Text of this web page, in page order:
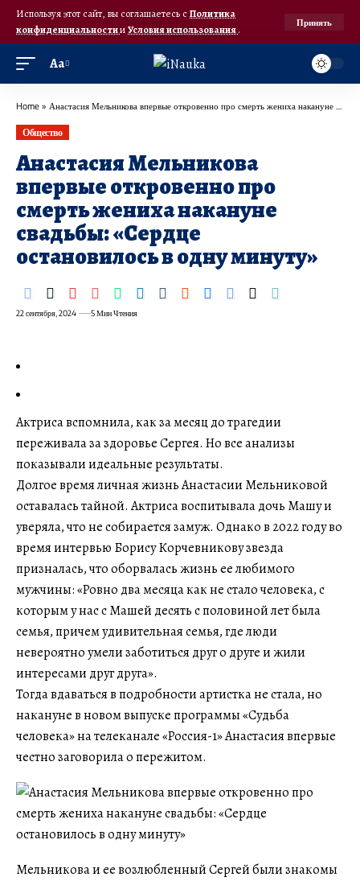
Используя этот сайт, вы соглашаетесь с Политика
конфиденциальностииУсловия использования.
Принять
Аа
Home » Анастасия Мельникова впервые откровенно про смерть жениха накануне свадьбы: «Сердце остановилось в одну минуту»
Общество
Анастасия Мельникова
впервые откровенно про
смерть жениха накануне
свадьбы: «Сердце
остановилось в одну минуту»
22 сентября, 2024 5 Мин Чтения
Актриса вспомнила, как за месяц до трагедии
переживала за здоровье Сергея. Но все анализы
показывали идеальные результаты.
Долгое время личная жизнь Анастасии Мельниковой
оставалась тайной. Актриса воспитывала дочь Машу и
уверяла, что не собирается замуж. Однако в 2022 году во
время интервью Борису Корчевникову звезда
призналась, что оборвалась жизнь ее любимого
мужчины: «Ровно два месяца как не стало человека, с
которым у нас с Машей десять с половиной лет была
семья, причем удивительная семья, где люди
невероятно умели заботиться друг о друге и жили
интересами друг друга».
Тогда вдаваться в подробности артистка не стала, но
накануне в новом выпуске программы «Судьба
человека» на телеканале «Россия-1» Анастасия впервые
честно заговорила о пережитом.
Мельникова и ее возлюбленный Сергей были знакомы